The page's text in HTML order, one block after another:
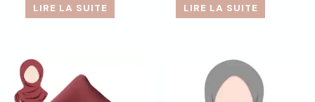
LIRE LA SUITE LIRE LA SUITE